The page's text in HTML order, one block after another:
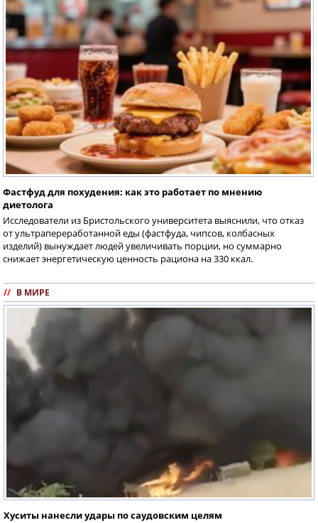
Фастфуд для похудения: как это работает по мнению
диетолога
Исследователи из Бристольского университета выяснили, что отказ
от ультрапереработанной еды (фастфуда, чипсов, колбасных
изделий) вынуждает людей увеличивать порции, но суммарно
снижает энергетическую ценность рациона на 330 ккал.
// В МИРЕ
Хуситы нанесли удары по саудовским целям